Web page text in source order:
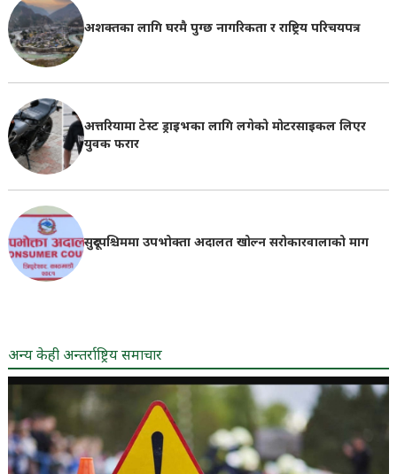
अशक्तका लागि घरमै पुग्छ नागरिकता र राष्ट्रिय परिचयपत्र
अत्तरियामा टेस्ट ड्राइभका लागि लगेको मोटरसाइकल लिएर
युवक फरार
सुदूरपश्चिममा उपभोक्ता अदालत खोल्न सरोकारवालाको माग
अन्य केही अन्तर्राष्ट्रिय समाचार